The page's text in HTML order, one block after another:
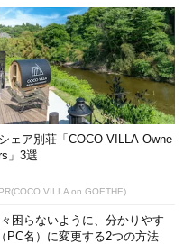
シェア別荘「COCO VILLA Owne
」3選
PR(COCO VILLA on GOETHE)
々困らないように、分かりやす
PC名）に変更する2つの方法